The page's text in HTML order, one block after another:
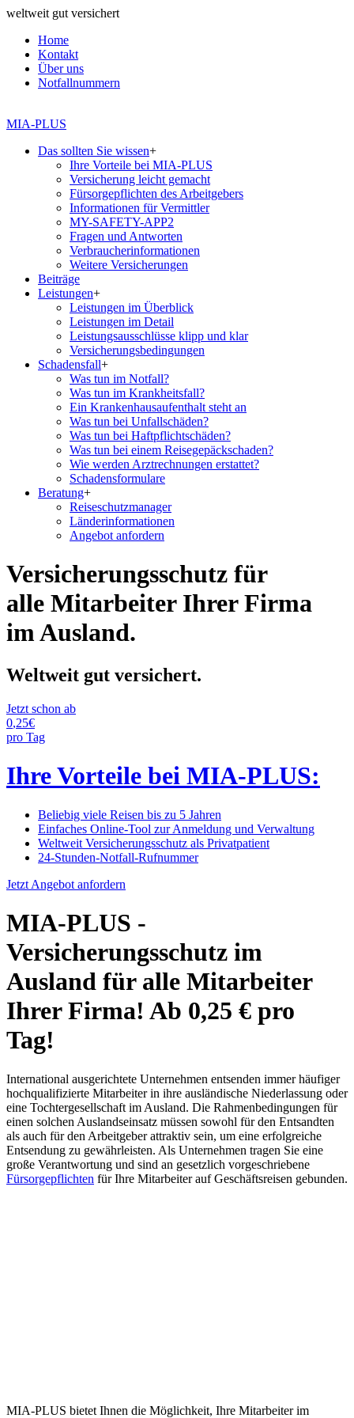
weltweit gut versichert
Home
Kontakt
Über uns
Notfallnummern
MIA-PLUS
Das sollten Sie wissen+
Ihre Vorteile bei MIA-PLUS
Versicherung leicht gemacht
Fürsorgepflichten des Arbeitgebers
Informationen für Vermittler
MY-SAFETY-APP2
Fragen und Antworten
Verbraucherinformationen
Weitere Versicherungen
Beiträge
Leistungen+
Leistungen im Überblick
Leistungen im Detail
Leistungsausschlüsse klipp und klar
Versicherungsbedingungen
Schadensfall+
Was tun im Notfall?
Was tun im Krankheitsfall?
Ein Krankenhausaufenthalt steht an
Was tun bei Unfallschäden?
Was tun bei Haftpflichtschäden?
Was tun bei einem Reisegepäckschaden?
Wie werden Arztrechnungen erstattet?
Schadensformulare
Beratung+
Reiseschutzmanager
Länderinformationen
Angebot anfordern
Versicherungsschutz für
alle Mitarbeiter Ihrer Firma
im Ausland.
Weltweit gut versichert.
Jetzt schon ab
0,25€
pro Tag
Ihre Vorteile bei MIA-PLUS:
Beliebig viele Reisen bis zu 5 Jahren
Einfaches Online-Tool zur Anmeldung und Verwaltung
Weltweit Versicherungsschutz als Privatpatient
24-Stunden-Notfall-Rufnummer
Jetzt Angebot anfordern
MIA-PLUS -
Versicherungsschutz im
Ausland für alle Mitarbeiter
Ihrer Firma! Ab 0,25 € pro
Tag!
International ausgerichtete Unternehmen entsenden immer häufiger
hochqualifizierte Mitarbeiter in ihre ausländische Niederlassung oder
eine Tochtergesellschaft im Ausland. Die Rahmenbedingungen für
einen solchen Auslandseinsatz müssen sowohl für den Entsandten
als auch für den Arbeitgeber attraktiv sein, um eine erfolgreiche
Entsendung zu gewährleisten. Als Unternehmen tragen Sie eine
große Verantwortung und sind an gesetzlich vorgeschriebene
Fürsorgepflichten für Ihre Mitarbeiter auf Geschäftsreisen gebunden.
MIA-PLUS bietet Ihnen die Möglichkeit, Ihre Mitarbeiter im